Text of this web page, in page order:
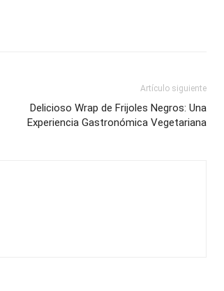
Artículo siguiente
Delicioso Wrap de Frijoles Negros: Una
Experiencia Gastronómica Vegetariana